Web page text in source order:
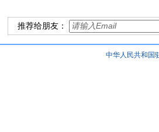
推荐给朋友：
中华人民共和国